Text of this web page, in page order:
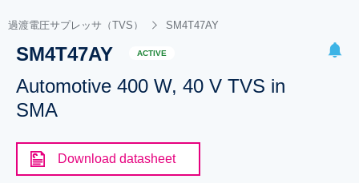
BOOKMARK
Pleaselog into show your saved searches.
過渡電圧サプレッサ（TVS） SM4T47AY
SM4T47AY ACTIVE
Automotive 400 W, 40 V TVS in
SMA
Download datasheet